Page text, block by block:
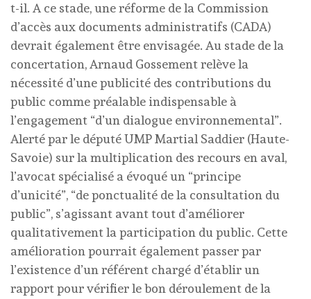
t-il. A ce stade, une réforme de la Commission
d’accès aux documents administratifs (CADA)
devrait également être envisagée. Au stade de la
concertation, Arnaud Gossement relève la
nécessité d’une publicité des contributions du
public comme préalable indispensable à
l’engagement “d’un dialogue environnemental”.
Alerté par le député UMP Martial Saddier (Haute-
Savoie) sur la multiplication des recours en aval,
l’avocat spécialisé a évoqué un “principe
d’unicité”, “de ponctualité de la consultation du
public”, s’agissant avant tout d’améliorer
qualitativement la participation du public. Cette
amélioration pourrait également passer par
l’existence d’un référent chargé d’établir un
rapport pour vérifier le bon déroulement de la